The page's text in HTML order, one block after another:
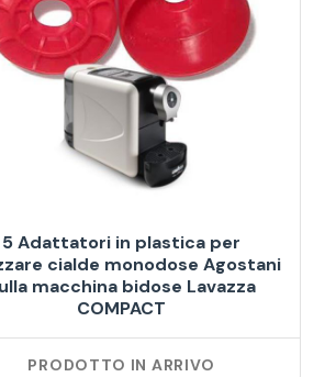
5 Adattatori in plastica per
cialde monodose Agostani
macchina bidose Lavazza
COMPACT
PRODOTTO IN ARRIVO